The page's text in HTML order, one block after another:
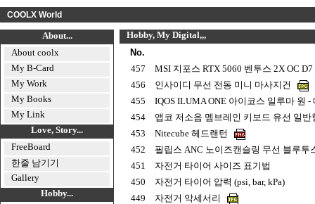
COOLX World
About...
About coolx
My B-Card
My Work
My Books
My Link
Love, Story...
FreeBoard
한줄 남기기
Gallery
Hobby...
Hobby, My Digital,,,
No.
457
MSI 지포스 RTX 5060 벤투스 2X OC
456
인사이디 무선 전동 미니 마사지건
455
IQOS ILUMA ONE 아이코스 일루마 원
454
앱코 저소음 멤브레인 키보드 유선 일
453
Nitecube 헤드랜턴
452
필립스 ANC 노이즈캔슬링 무선 블루투
451
자전거 타이어 사이즈 표기법
450
자전거 타이어 압력 (psi, bar, kPa)
449
자전거 악세서리